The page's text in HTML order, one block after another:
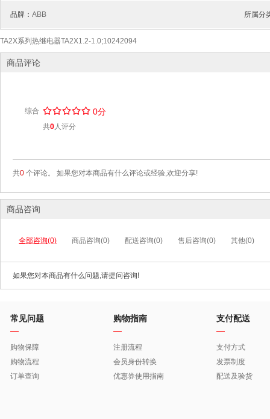
品牌： ABB 所属分
TA2X系列热继电器TA2X1.2-1.0;10242094
商品评论
综合 /////
..... 0分
共0人评分
共0 个评论。 如果您对本商品有什么评论或经验,欢迎分享!
商品咨询
全部咨询(0) 商品咨询(0) 配送咨询(0) 售后咨询(0) 其他(0)
如果您对本商品有什么问题,请提问咨询!
常见问题
购物保障
购物流程
订单查询
购物指南
注册流程
会员身份转换
优惠券使用指南
支付配送
支付方式
发票制度
配送及验货